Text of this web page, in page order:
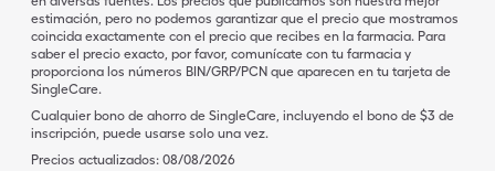
estimación, pero no podemos garantizar que el precio que mostramos
coincida exactamente con el precio que recibes en la farmacia. Para
saber el precio exacto, por favor, comunícate con tu farmacia y
proporciona los números BIN/GRP/PCN que aparecen en tu tarjeta de
SingleCare.
Cualquier bono de ahorro de SingleCare, incluyendo el bono de $3 de
inscripción, puede usarse solo una vez.
Precios actualizados: 08/08/2026